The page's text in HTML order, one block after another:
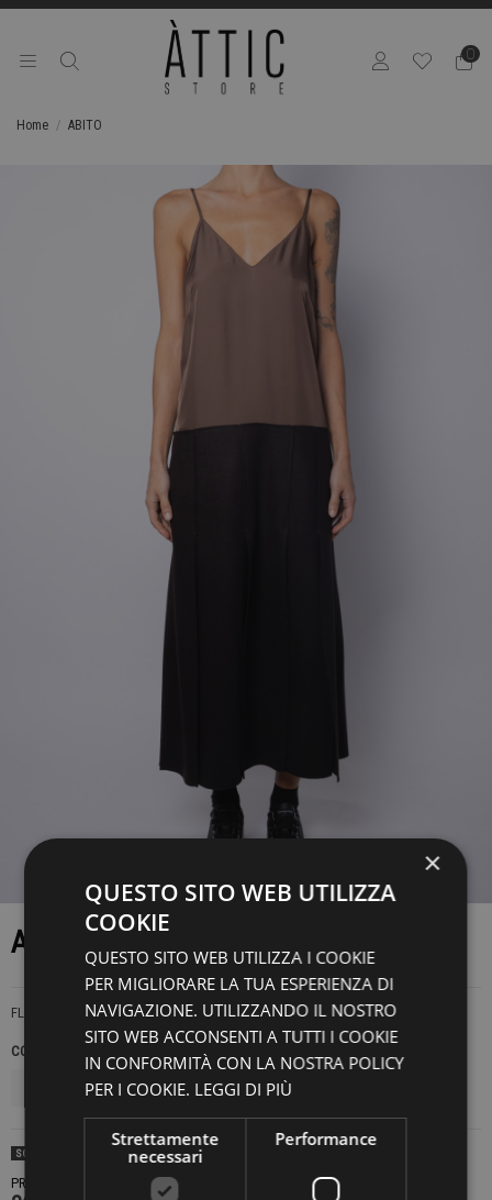
0
Home ABITO
ABITO
FLING
COLORE TAGLIE NAZIONALI
SOLD OUT
PRODOTTO NON DISPONIBILE CONTATTACI PER SAPERE DI PIÙ
×
QUESTO SITO WEB UTILIZZA
COOKIE
QUESTO SITO WEB UTILIZZA I COOKIE
PER MIGLIORARE LA TUA ESPERIENZA DI
NAVIGAZIONE. UTILIZZANDO IL NOSTRO
SITO WEB ACCONSENTI A TUTTI I COOKIE
IN CONFORMITÀ CON LA NOSTRA POLICY
PER I COOKIE. LEGGI DI PIÙ
Strettamente
necessari
Performance